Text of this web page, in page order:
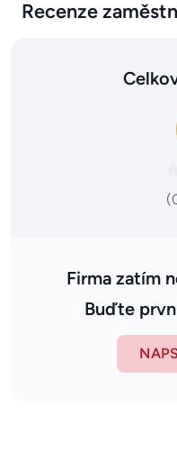
Recenze
Firma zatím
Buďte